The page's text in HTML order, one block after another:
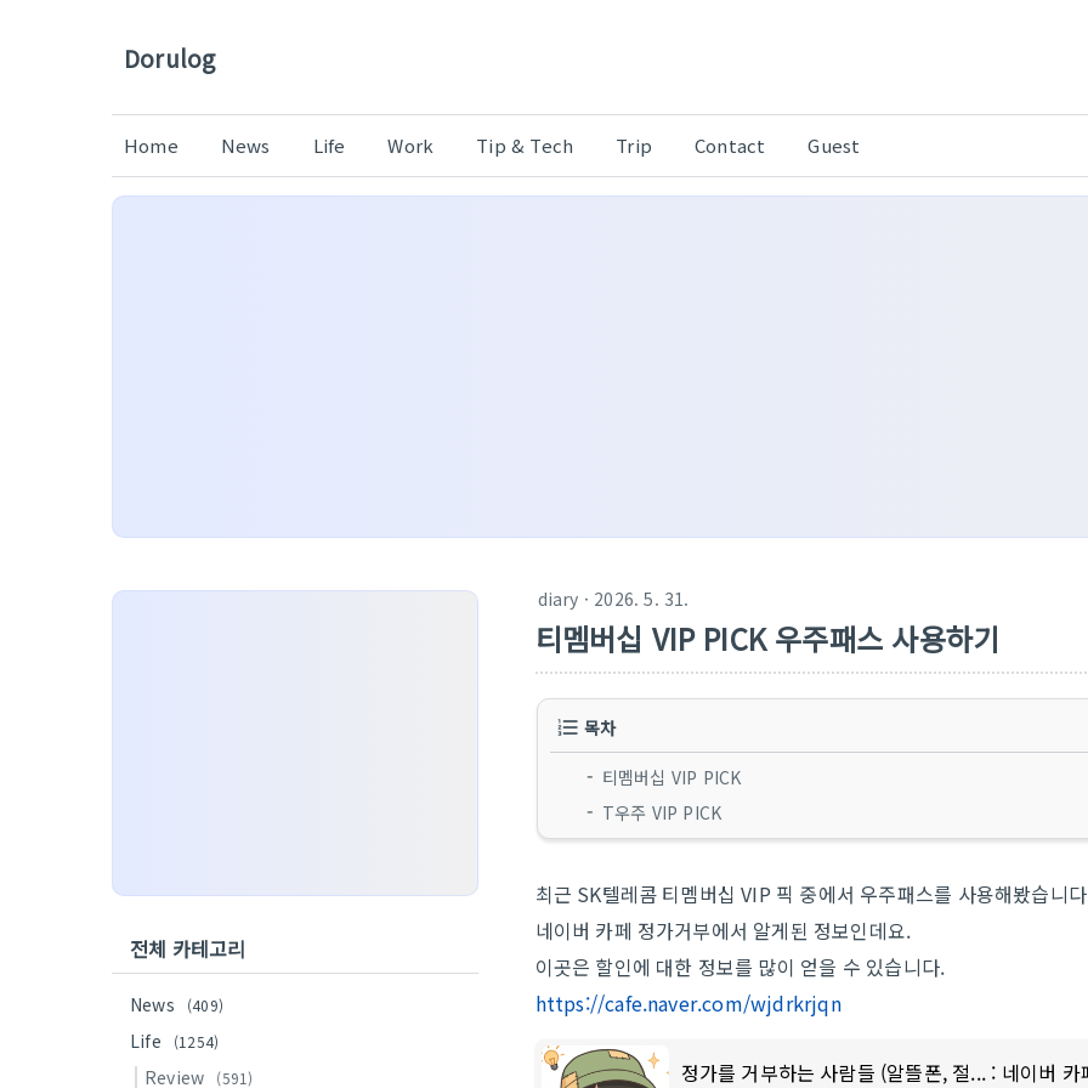
Dorulog
Home News Life Work Tip & Tech Trip Contact Guest
diary · 2026. 5. 31.
티멤버십 VIP PICK 우주패스 사용하기
목차
티멤버십 VIP PICK
T우주 VIP PICK
최근 SK텔레콤 티멤버십 VIP 픽 중에서 우주패스를 사용해봤습니
네이버 카페 정가거부에서 알게된 정보인데요.
이곳은 할인에 대한 정보를 많이 얻을 수 있습니다.
https://cafe.naver.com/wjdrkrjqn
정가를 거부하는 사람들 (알뜰폰, 절... : 네이버 카
전체 카테고리
News (409)
Life (1254)
Review (591)